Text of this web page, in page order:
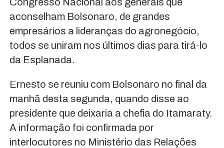
aconselham Bolsonaro, de grandes
empresários a lideranças do agronegócio,
todos se uniram nos últimos dias para tirá-lo
da Esplanada.
Ernesto se reuniu com Bolsonaro no final da
manhã desta segunda, quando disse ao
presidente que deixaria a chefia do Itamaraty.
A informação foi confirmada por
interlocutores no Ministério das Relações